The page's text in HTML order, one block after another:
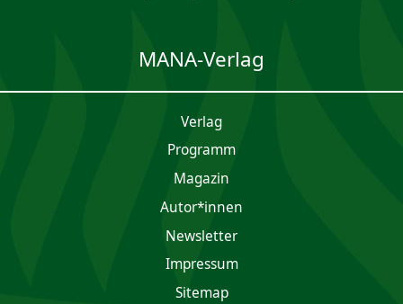
MANA-Verlag
Verlag
Programm
Magazin
Autor*innen
Newsletter
Impres­sum
Sitemap